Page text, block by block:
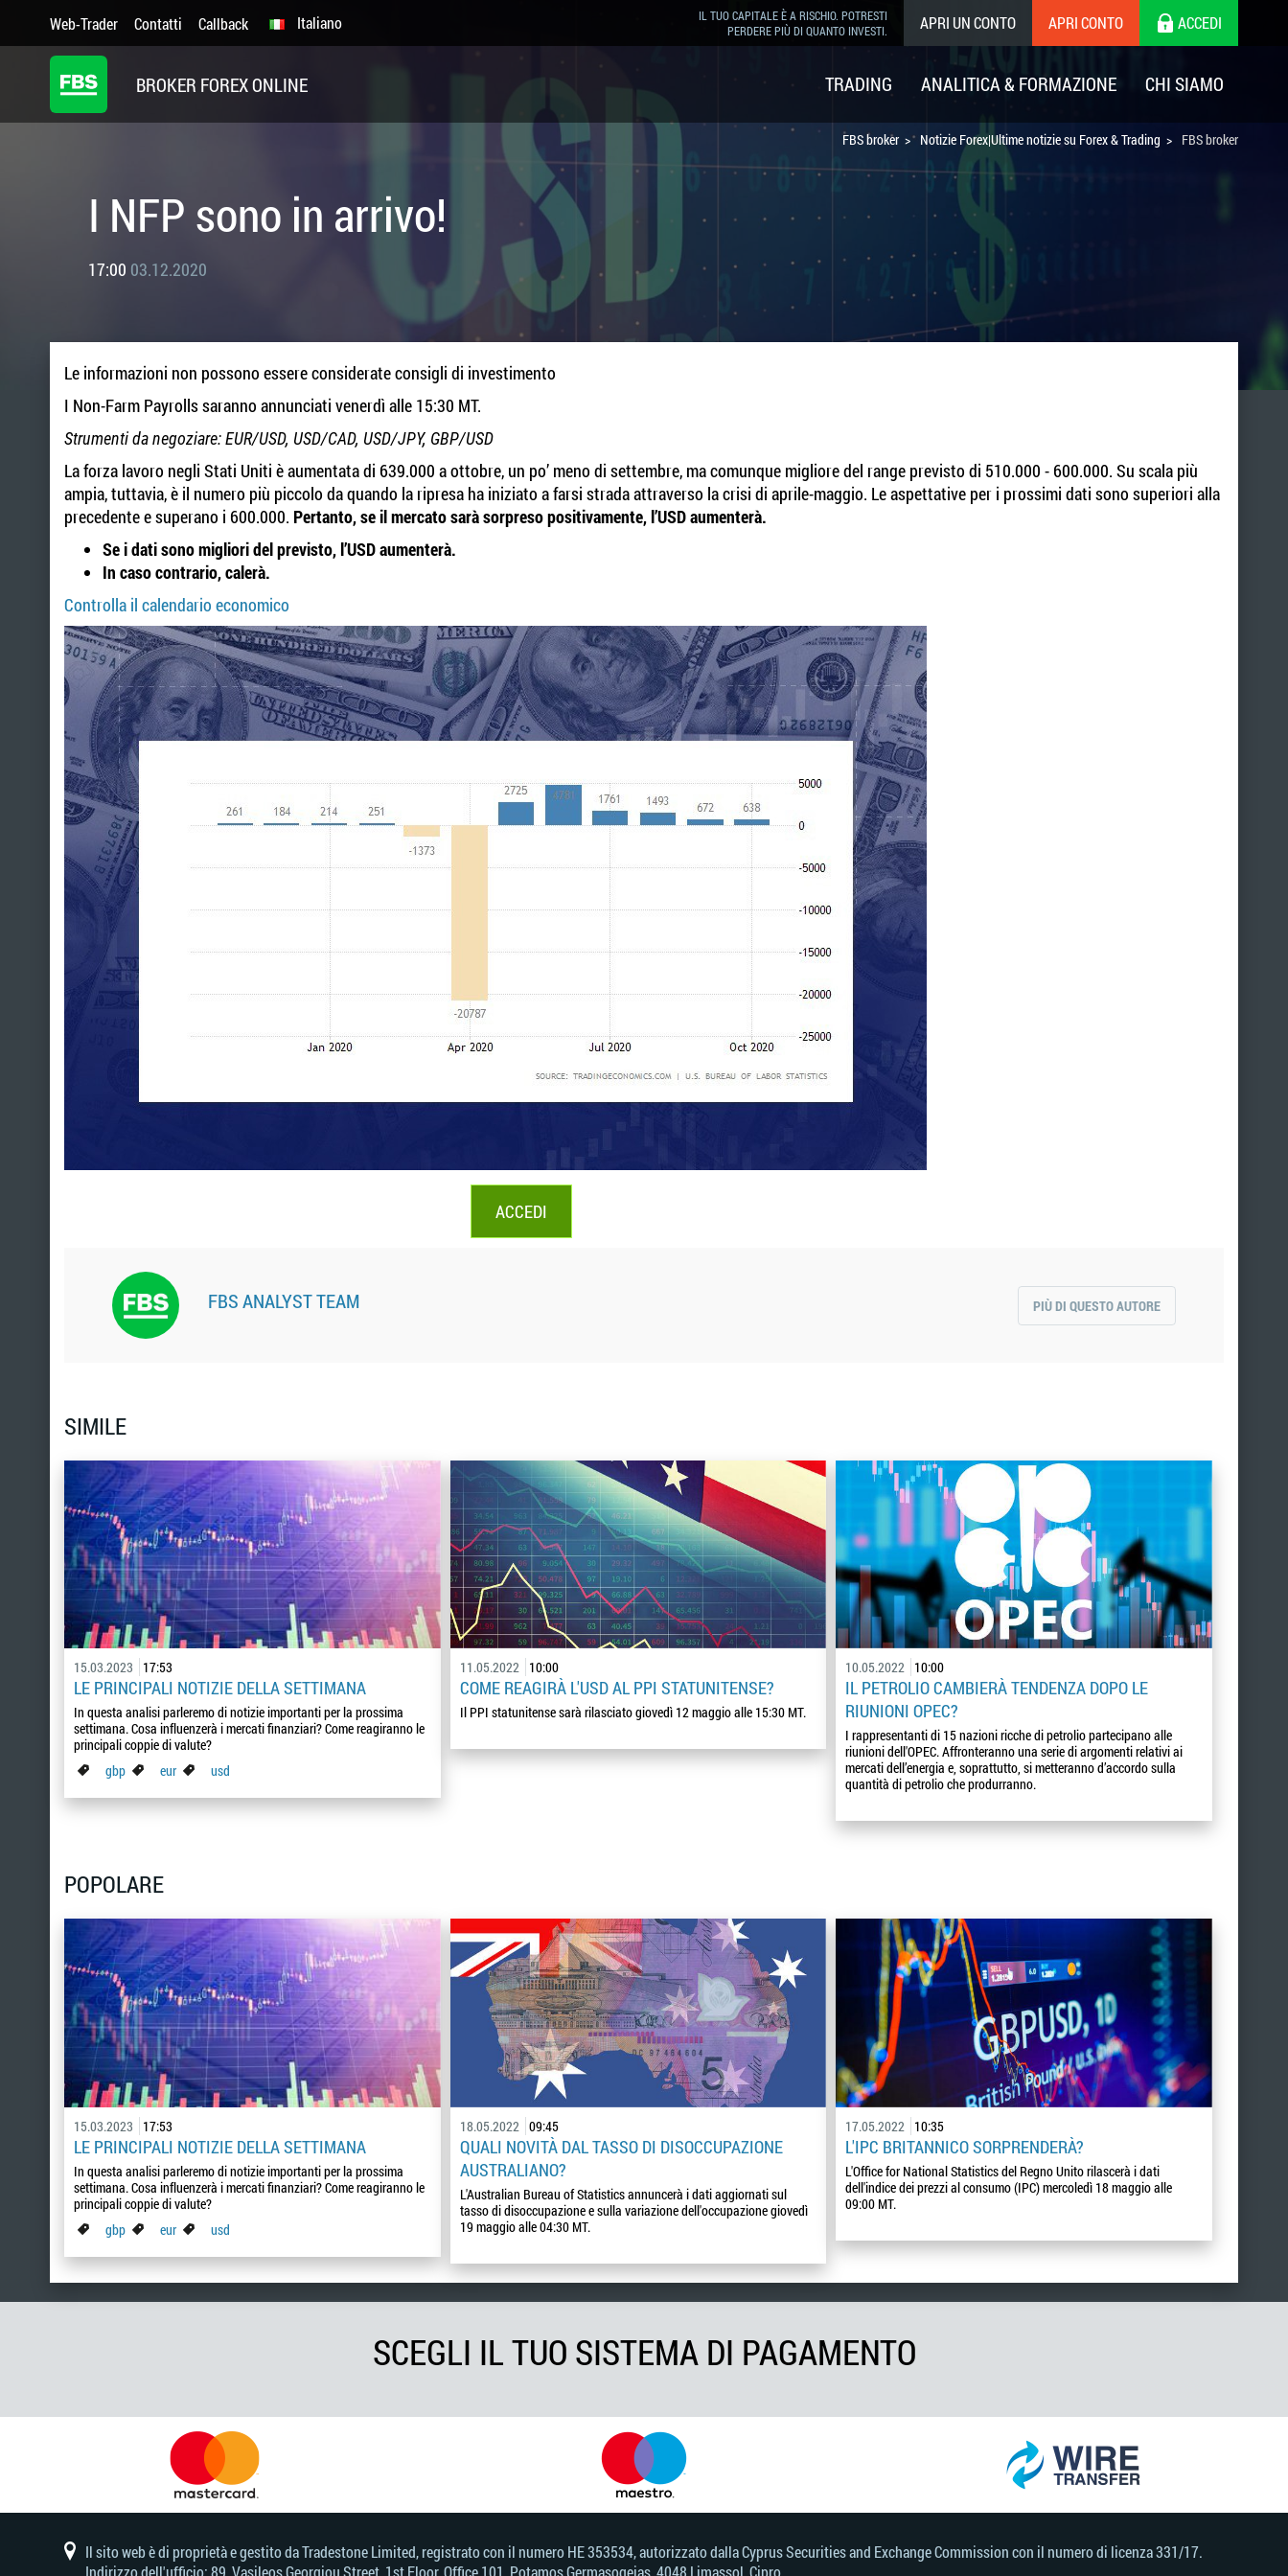
Web-Trader Contatti Callback
IL TUO CAPITALE È A RISCHIO. POTRESTI
PERDERE PIÙ DI QUANTO INVESTI.
APRI UN CONTO APRI CONTO ACCEDI
Italiano
BROKER FOREX ONLINE TRADING ANALITICA & FORMAZIONE CHI SIAMO
FBS broker Notizie Forex|Ultime notizie su Forex & Trading FBS broker
I NFP sono in arrivo!
17:00 03.12.2020
Le informazioni non possono essere considerate consigli di investimento
I Non-Farm Payrolls saranno annunciati venerdì alle 15:30 MT.
Strumenti da negoziare: EUR/USD, USD/CAD, USD/JPY, GBP/USD
La forza lavoro negli Stati Uniti è aumentata di 639.000 a ottobre, un po’ meno di settembre, ma comunque migliore del range previsto di 510.000 - 600.000. Su scala più
ampia, tuttavia, è il numero più piccolo da quando la ripresa ha iniziato a farsi strada attraverso la crisi di aprile-maggio. Le aspettative per i prossimi dati sono superiori alla
precedente e superano i 600.000. Pertanto, se il mercato sarà sorpreso positivamente, l’USD aumenterà.
Se i dati sono migliori del previsto, l’USD aumenterà.
In caso contrario, calerà.
Controlla il calendario economico
ACCEDI
FBS ANALYST TEAM PIÙ DI QUESTO AUTORE
SIMILE
15.03.2023 17:53
LE PRINCIPALI NOTIZIE DELLA SETTIMANA
In questa analisi parleremo di notizie importanti per la prossima
settimana. Cosa influenzerà i mercati finanziari? Come reagiranno le
principali coppie di valute?
gbp
eur usd
11.05.2022 10:00
COME REAGIRÀ L'USD AL PPI STATUNITENSE?
Il PPI statunitense sarà rilasciato giovedì 12 maggio alle 15:30 MT.
10.05.2022 10:00
IL PETROLIO CAMBIERÀ TENDENZA DOPO LE
RIUNIONI OPEC?
I rappresentanti di 15 nazioni ricche di petrolio partecipano alle
riunioni dell'OPEC. Affronteranno una serie di argomenti relativi ai
mercati dell’energia e, soprattutto, si metteranno d’accordo sulla
quantità di petrolio che produrranno.
POPOLARE
15.03.2023 17:53
LE PRINCIPALI NOTIZIE DELLA SETTIMANA
In questa analisi parleremo di notizie importanti per la prossima
settimana. Cosa influenzerà i mercati finanziari? Come reagiranno le
principali coppie di valute?
gbp
eur usd
18.05.2022 09:45
QUALI NOVITÀ DAL TASSO DI DISOCCUPAZIONE
AUSTRALIANO?
L'Australian Bureau of Statistics annuncerà i dati aggiornati sul
tasso di disoccupazione e sulla variazione dell'occupazione giovedì
19 maggio alle 04:30 MT.
17.05.2022 10:35
L'IPC BRITANNICO SORPRENDERÀ?
L'Office for National Statistics del Regno Unito rilascerà i dati
dell'indice dei prezzi al consumo (IPC) mercoledì 18 maggio alle
09:00 MT.
SCEGLI IL TUO SISTEMA DI PAGAMENTO
Il sito web è di proprietà e gestito da Tradestone Limited, registrato con il numero HE 353534, autorizzato dalla Cyprus Securities and Exchange Commission con il numero di licenza 331/17.
Indirizzo dell'ufficio: 89, Vasileos Georgiou Street, 1st Floor, Office 101, Potamos Germasogeias, 4048 Limassol, Cipro.